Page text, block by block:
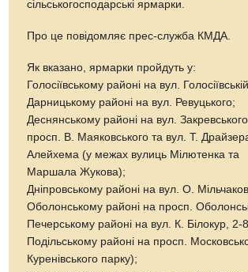
сільськогосподарські ярмарки.
Про це повідомляє прес-служба КМДА.
Як вказано, ярмарки пройдуть у:
Голосіївському районі на вул.
Дарницькому районі на вул. Ревуцького;
Деснянському районі на вул.
просп. В. Маяковського та вул. Т.
Алейхема (у межах вулиць Мілютенка та
Маршала Жукова);
Дніпровському районі на вул. О.
Оболонському районі на просп.
Печерському районі на вул. К. Білокур, 2-
Подільському районі на просп.
Куренівського парку);